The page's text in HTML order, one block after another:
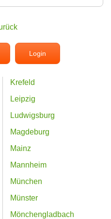
Login
Krefeld
Leipzig
Ludwigsburg
Magdeburg
Mainz
Mannheim
München
Münster
Mönchengladbach